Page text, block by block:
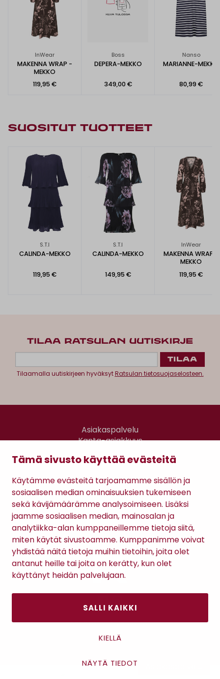
Tämä sivusto käyttää evästeitä
Käytämme evästeitä tarjoamamme sisällön ja
sosiaalisen median ominaisuuksien tukemiseen
sekä kävijämäärämme analysoimiseen. Lisäksi
jaamme sosiaalisen median, mainosalan ja
analytiikka-alan kumppaneillemme tietoja siitä,
miten käytät sivustoamme. Kumppanimme voivat
yhdistää näitä tietoja muihin tietoihin, joita olet
antanut heille tai joita on kerätty, kun olet
käyttänyt heidän palvelujaan.
SALLI KAIKKI
KIELLÄ
NÄYTÄ TIEDOT
InWear
MAKENNA WRAP -
MEKKO
119,95 €
Boss
DEPERA-MEKKO
349,00 €
Nanso
MARIANNE-MEKKO
80,99 €
SUOSITUT TUOTTEET
S.T.I
CALINDA-MEKKO
119,95 €
S.T.I
CALINDA-MEKKO
149,95 €
InWear
MAKENNA WRAP -
MEKKO
119,95 €
TILAA RATSULAN UUTISKIRJE
Tilaamalla uutiskirjeen hyväksytRatsulan tietosuojaselosteen.
Asiakaspalvelu
Kanta-asiakkuus
Gomee Ratsula Café
Antinkatu 17, 28100 Pori
Sopimusehdot
Tietosuojaseloste
Maksutavat